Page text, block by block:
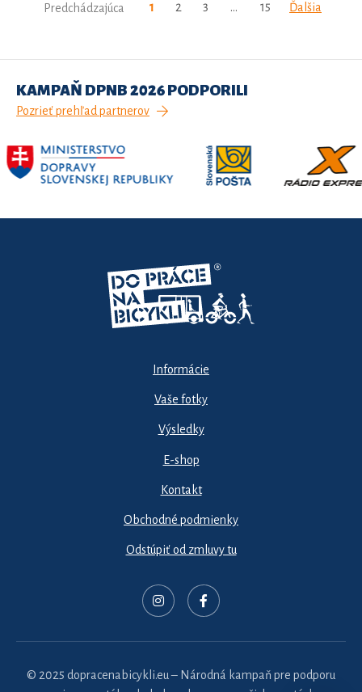
Predchádzajúca 1 2 3 … 15 Ďalšia
KAMPAŇ DPNB 2026 PODPORILI
Pozrieť prehľad partnerov
Informácie
Vaše fotky
Výsledky
E-shop
Kontakt
Obchodné podmienky
Odstúpiť od zmluvy tu
© 2025 dopracenabicykli.eu – Národná kampaň pre podporu